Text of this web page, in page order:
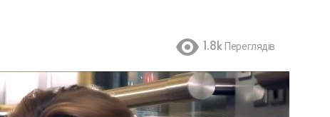
1.8k Переглядів